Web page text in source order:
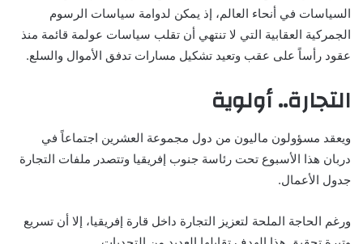
السياسات في أنحاء العالم، إذ يمكن لدوامة سياسات الرسوم
الجمركية العقابية التي لا تنتهي أن تقلب سياسات عولمة قائمة منذ
عقود رأساً على عقب وتعيد تشكيل مسارات تدفق الأموال والسلع.
التجارة.. أولوية
ويعقد مسؤولون ماليون من دول مجموعة العشرين اجتماعاً في
دربان هذا الأسبوع تحت رئاسة جنوب إفريقيا وتتصدر ملفات التجارة
جدول الأعمال.
ورغم الحاجة الملحة لتعزيز التجارة داخل قارة إفريقيا، إلا أن تسريع